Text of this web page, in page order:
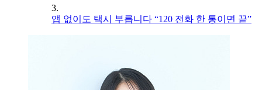
3.
앱 없이도 택시 부릅니다 “120 전화 한 통이면 끝”